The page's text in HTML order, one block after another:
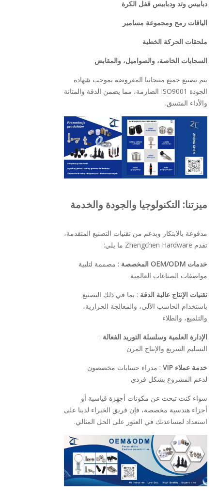
دبابيس وتد ودبابيس قفل الكرة
الياقات رمح ومجموعة مسامير
ملحقات الحركة الخطية
السحابات الخاصة، والصواميل، والمقابض
يتم تصنيع جميع منتجاتنا المعروضة بموجب شهادة
الجودة ISO9001 الصارمة، مما يضمن الدقة والمتانة
والأداء المتسق.
ميزتنا: التكنولوجيا والجودة والخدمة
مدفوعة بالابتكار وبدعم من تقنيات التصنيع المتقدمة،
تقدم Zhengchen Hardware ما يلي:
خدمات OEM/ODM المخصصة
: مصممة لتلبية
مواصفات الصناعات العالمية
تقنيات الإنتاج عالية الدقة : بما في ذلك التصنيع
باستخدام الحاسب الآلي، والمعالجة الحرارية،
والتلميع، والطلاء
الإدارة العلمية وسلسلة التوريد الفعالة :
التسليم السريع والإنتاج المرن
خدمة عملاء VIP
: مدراء حسابات مخصصون
لدعم المشروع بشكل فردي
سواء كنت تبحث عن مكونات أجهزة قياسية أو
أجزاء هندسية مخصصة، فإن فريق الخبراء لدينا على
استعداد لمساعدتك في العثور على الحل المثالي.